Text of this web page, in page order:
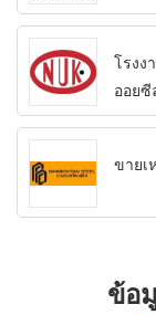
โรงง
ออยซี
ขายเ
ข้อ